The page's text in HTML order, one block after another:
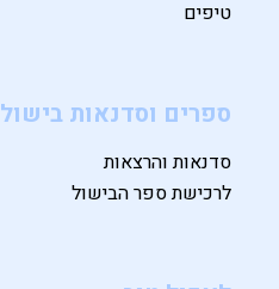
טיפים
ספרים וסדנאות בישול
סדנאות והרצאות
לרכישת ספר הבישול